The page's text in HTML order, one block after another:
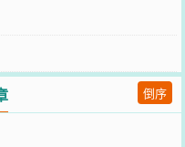
欢迎移步专栏收藏～～～陆
婚，按头做了夫妻。婚后两
羿承主外独挑门楣，日子越
月，宫中生变，杜羿承入宫
上战甲，第一次从他眼中看
“我早就心悦你了，从前怪我
若我能活着回来，定再也不
婚后他们一起养的土狗。然
倒序